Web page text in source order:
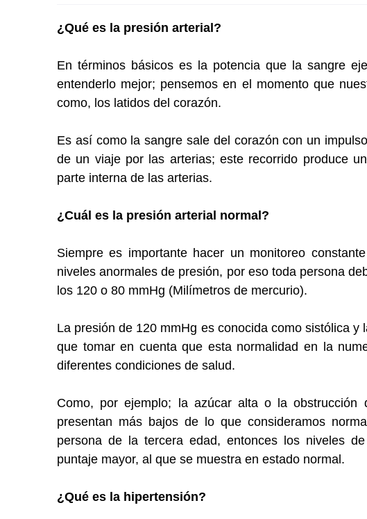
¿Qué es la presión arterial?
En términos básicos es la potencia que la sangre
entenderlo mejor; pensemos en el momento que
como, los latidos del corazón.
Es así como la sangre sale del corazón con un
de un viaje por las arterias; este recorrido produce
parte interna de las arterias.
¿Cuál es la presión arterial normal?
Siempre es importante hacer un monitoreo
niveles anormales de presión, por eso toda persona
los 120 o 80 mmHg (Milímetros de mercurio).
La presión de 120 mmHg es conocida como sistólica
que tomar en cuenta que esta normalidad en la
diferentes condiciones de salud.
Como, por ejemplo; la azúcar alta o la
presentan más bajos de lo que consideramos
persona de la tercera edad, entonces los niveles
puntaje mayor, al que se muestra en estado normal.
¿Qué es la hipertensión?